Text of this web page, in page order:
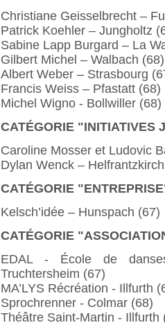
Christiane Geisselbrecht –
Patrick Koehler – Jungholtz
Sabine Lapp Burgard – La
Gilbert Michel – Walbach (68)
Albert Weber – Strasbourg
Francis Weiss – Pfastatt (68)
Michel Wigno - Bollwiller (68)
CATÉGORIE "INITIATIVES
Caroline Mosser et Ludovic
Dylan Wenck –
CATÉGORIE
Kelsch’idée – Hunspach (67)
CATÉGORIE
EDAL - École de
Truchtersheim (67)
MA’LYS Récréation - Illfurth
Sprochrenner - Colmar (68)
Théâtre Saint-Martin - Illfurth